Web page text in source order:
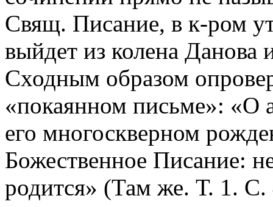
Свящ. Писание, в к-ром
выйдет из колена Данова
Сходным образом
«покаянном письме»: «О
его многоскверном
Божественное Писание:
родится» (Там же. Т. 1.